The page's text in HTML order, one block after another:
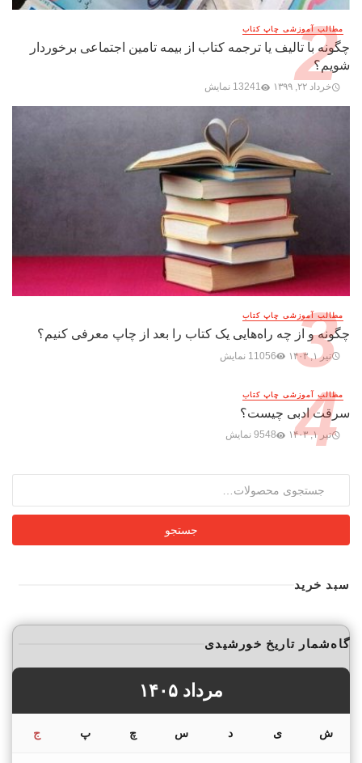
مطالب آموزشی چاپ کتاب
چگونه با تالیف یا ترجمه کتاب از بیمه تامین اجتماعی برخوردار
شویم؟
خرداد ۲۲, ۱۳۹۹ 13241 نمایش
مطالب آموزشی چاپ کتاب
چگونه و از چه راه‌هایی یک کتاب را بعد از چاپ معرفی کنیم؟
تیر ۱, ۱۴۰۳ 11056 نمایش
مطالب آموزشی چاپ کتاب
سرقت ادبی چیست؟
تیر ۱, ۱۴۰۳ 9548 نمایش
جستجو
سبد خرید
گاه‌شمار تاریخ خورشیدی
مرداد ۱۴۰۵
ش ی د س چ پ ج